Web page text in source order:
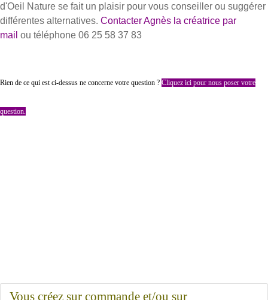
d'Oeil Nature se fait un plaisir pour vous conseiller ou suggérer
différentes alternatives. Contacter Agnès la créatrice par
mail ou téléphone 06 25 58 37 83
Rien de ce qui est ci-dessus ne concerne votre question ? Cliquez ici pour nous poser votre
question.
Vous créez sur commande et/ou sur